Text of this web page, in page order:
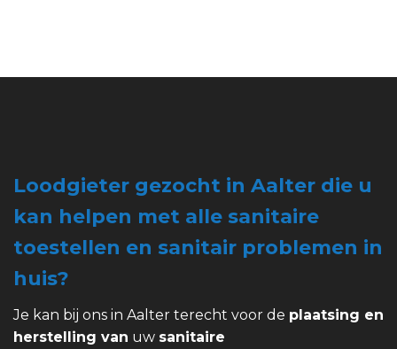
Loodgieter gezocht in Aalter die u
kan helpen met alle sanitaire
toestellen en sanitair problemen in
huis?
Je kan bij ons in Aalter terecht voor de plaatsing en
herstelling van uw sanitaire